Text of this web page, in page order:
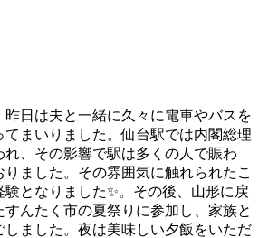
日は夫と一緒に久々に電車やバスを
まいりました。仙台駅では内閣総理
、その影響で駅は多くの人で賑わ
ました。その雰囲気に触れられたこ
となりました✨。その後、山形に戻
すんたく市の夏祭りに参加し、家族と
ました。夜は美味しい夕飯をいただ